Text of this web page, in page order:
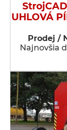
UHLOVÁ
Prodej /
Najnovšia